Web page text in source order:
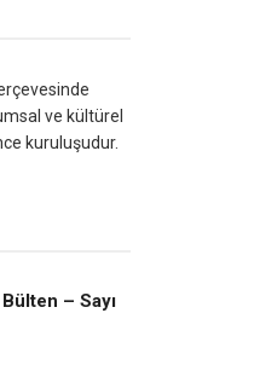
ve kültürel
kuruluşudur.
– Sayı